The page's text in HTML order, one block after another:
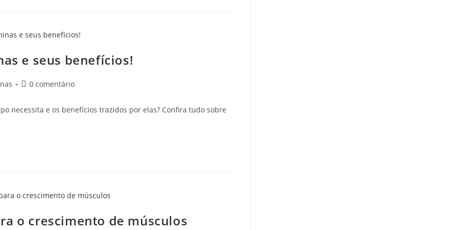
e seus benefícios!
0 comentário
necessita e os benefícios trazidos por elas? Confira tudo sobre
o crescimento de músculos